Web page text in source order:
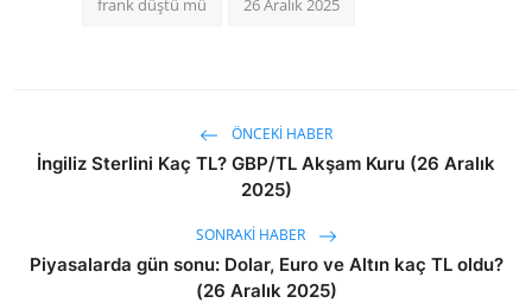
frank düştü mü 26 Aralık 2025
ÖNCEKI HABER
İngiliz Sterlini Kaç TL? GBP/TL Akşam Kuru (26 Aralık
2025)
SONRAKI HABER
Piyasalarda gün sonu: Dolar, Euro ve Altın kaç TL oldu?
(26 Aralık 2025)